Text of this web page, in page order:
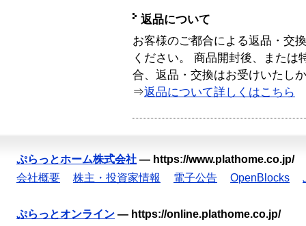
返品について
お客様のご都合による返品・交
ください。 商品開封後、または
合、返品・交換はお受けいたし
⇒返品について詳しくはこちら
ぷらっとホーム株式会社 — https://www.plathome.co.jp/
会社概要
株主・投資家情報 電子公告 OpenBlocks
ぷらっとオンライン — https://online.plathome.co.jp/